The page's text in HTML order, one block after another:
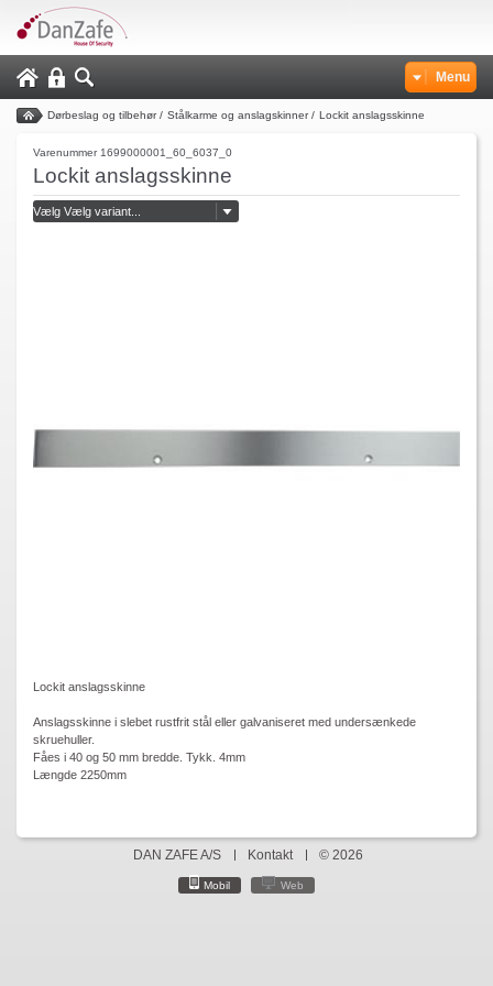
Menu
Dørbeslag og tilbehør/ Stålkarme og anslagskinner/ Lockit anslagsskinne
Varenummer 1699000001_60_6037_0
Lockit anslagsskinne
Lockit anslagsskinne
Anslagsskinne i slebet rustfrit stål eller galvaniseret med undersænkede
skruehuller.
Fåes i 40 og 50 mm bredde. Tykk. 4mm
Længde 2250mm
DAN ZAFE A/S Kontakt © 2026
Mobil Web